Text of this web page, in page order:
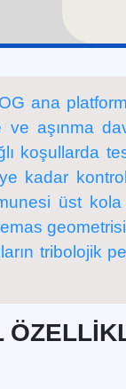
ana
aşınma
koşullarda
kadar
üst
tribolojik